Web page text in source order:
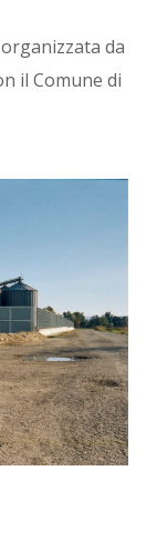
da
il Comune di